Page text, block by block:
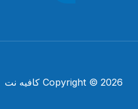
Copyright © 2026 كافيه نت